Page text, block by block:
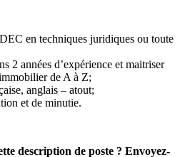
en techniques juridiques ou toute
2 années d’expérience et maitriser
de A à Z;
anglais – atout;
et de minutie.
description de poste ? Envoyez-